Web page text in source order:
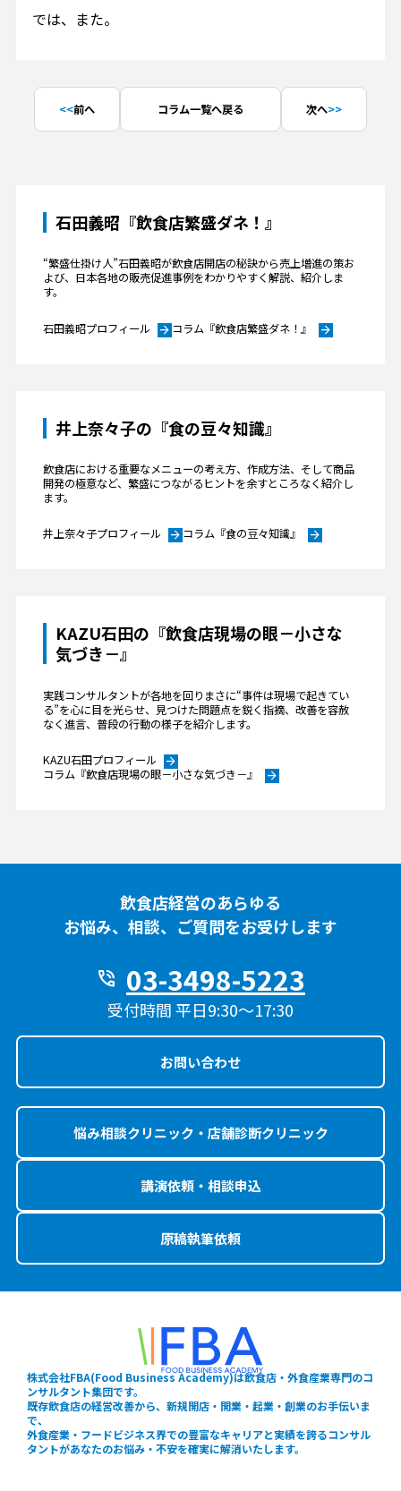
では、また。
前へ コラム一覧へ戻る 次へ
石田義昭『飲食店繁盛ダネ！』
“繁盛仕掛け人”石田義昭が飲食店開店の秘訣から売上増進の策お
よび、日本各地の販売促進事例をわかりやすく解説、紹介しま
す。
石田義昭プロフィール arrow_forwardコラム『飲食店繁盛ダネ！』 arrow_forward
井上奈々子の『食の豆々知識』
飲食店における重要なメニューの考え方、作成方法、そして商品
開発の極意など、繁盛につながるヒントを余すところなく紹介し
ます。
井上奈々子プロフィール arrow_forwardコラム『食の豆々知識』 arrow_forward
KAZU石田の『飲食店現場の眼－小さな
気づき－』
実践コンサルタントが各地を回りまさに“事件は現場で起きてい
る”を心に目を光らせ、見つけた問題点を鋭く指摘、改善を容赦
なく進言、普段の行動の様子を紹介します。
KAZU石田プロフィール arrow_forward
コラム『飲食店現場の眼－小さな気づき－』 arrow_forward
飲食店経営のあらゆる
お悩み、相談、ご質問をお受けします
phone_in_talk 03-3498-5223
受付時間 平日9:30〜17:30
お問い合わせ
悩み相談クリニック・店舗診断クリニック
講演依頼・相談申込
原稿執筆依頼
株式会社FBA(Food Business Academy)は飲食店・外食産業専門のコ
ンサルタント集団です。
既存飲食店の経営改善から、新規開店・開業・起業・創業のお手伝いま
で、
外食産業・フードビジネス界での豊富なキャリアと実績を誇るコンサル
タントがあなたのお悩み・不安を確実に解消いたします。